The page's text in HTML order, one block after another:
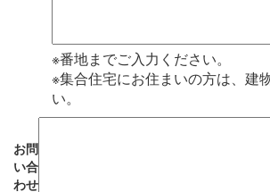
※番地までご入力ください。
※集合住宅にお住まいの方は、建
い。
お問
い合
わせ